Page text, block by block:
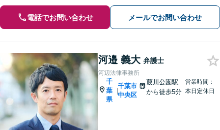
電話でお問い合わせ メールでお問い合わせ
河邉 義大 弁護士
河辺法律事務所
千
葉
県
|
千葉市
中央区
葭川公園駅
から徒歩5分
営業時間：
本日定休日